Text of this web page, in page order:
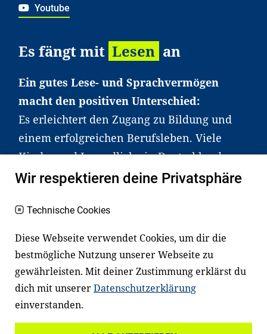
Youtube
Es fängt mit Lesen an
Ein gutes Lese- und Sprachvermögen
macht den positiven Unterschied:
Es erleichtert den Zugang zu Bildung und
einem erfolgreichen Berufsleben. Viele
Kinder und Jugendliche in Deutschland
haben aber große Schwierigkeiten dabei.
an Familien sowie an Erzieher*innen,
Lehrer*innen und andere
Fachexpert*innen. Dafür arbeiten wir eng
mit Ministerien, wissenschaftlichen
Einrichtungen, Verbänden, Unternehmen
und anderen Stiftungen zusammen.
Wir respektieren deine Privatsphäre
Technische Cookies
Diese Webseite verwendet Cookies, um dir die
bestmögliche Nutzung unserer Webseite zu
gewährleisten. Mit deiner Zustimmung erklärst du
dich mit unsererDatenschutzerklärung
einverstanden.